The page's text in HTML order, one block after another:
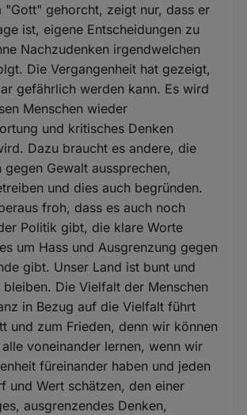
"Gott" gehorcht, zeigt nur, dass er
ist, eigene Entscheidungen zu
Nachzudenken irgendwelchen
Die Vergangenheit hat gezeigt,
gefährlich werden kann. Es wird
Menschen wieder
und kritisches Denken
Dazu braucht es andere, die
Gewalt aussprechen,
und dies auch begründen.
froh, dass es auch noch
Politik gibt, die klare Worte
um Hass und Ausgrenzung gegen
gibt. Unser Land ist bunt und
bleiben. Die Vielfalt der Menschen
in Bezug auf die Vielfalt führt
und zum Frieden, denn wir können
voneinander lernen, wenn wir
füreinander haben und jeden
und Wert schätzen, den einer
ausgrenzendes Denken,